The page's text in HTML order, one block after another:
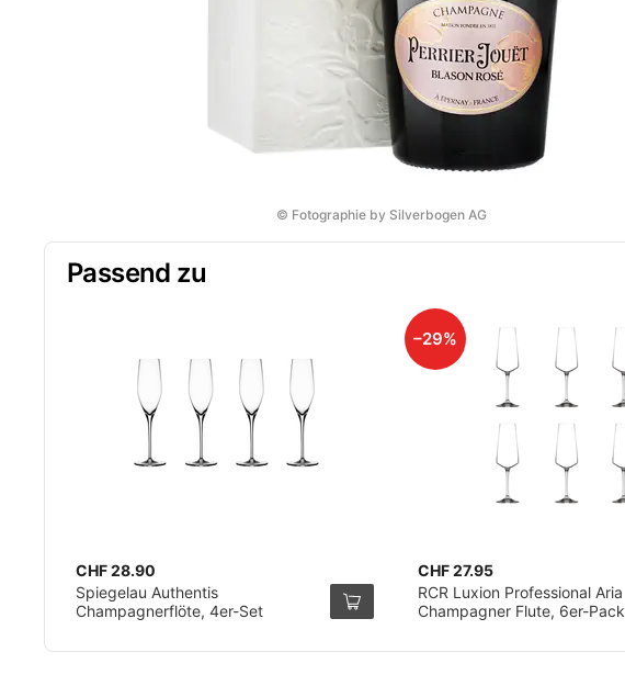
© Fotographie by Silverbogen AG
Passend zu
CHF 28.90
Spiegelau Authentis
Champagnerflöte, 4er-Set
–29%
CHF 27.95
RCR Luxion Professional Aria
Champagner Flute, 6er-Pack